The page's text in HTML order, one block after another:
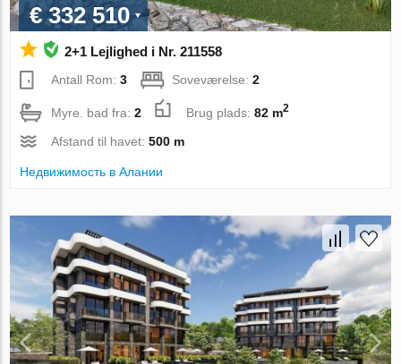
€ 332 510
2+1 Lejlighed i Nr. 211558
Antall Rom:3 Soveværelse:2
Myre. bad fra:2 Brug plads:82 m2
Afstand til havet:500 m
Недвижимость в Алании